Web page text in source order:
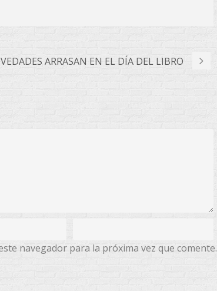
ARRASAN EN EL DÍA DEL LIBRO
navegador para la próxima vez que comente.